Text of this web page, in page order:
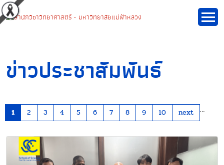
ข่าวประชาสัมพันธ์
1 2 3 4 5 6 7 8 9 10 …
next